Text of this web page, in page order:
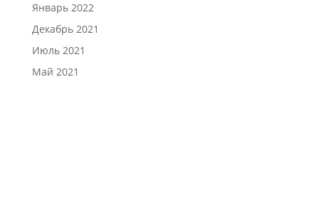
Январь 2022
Декабрь 2021
Июль 2021
Май 2021